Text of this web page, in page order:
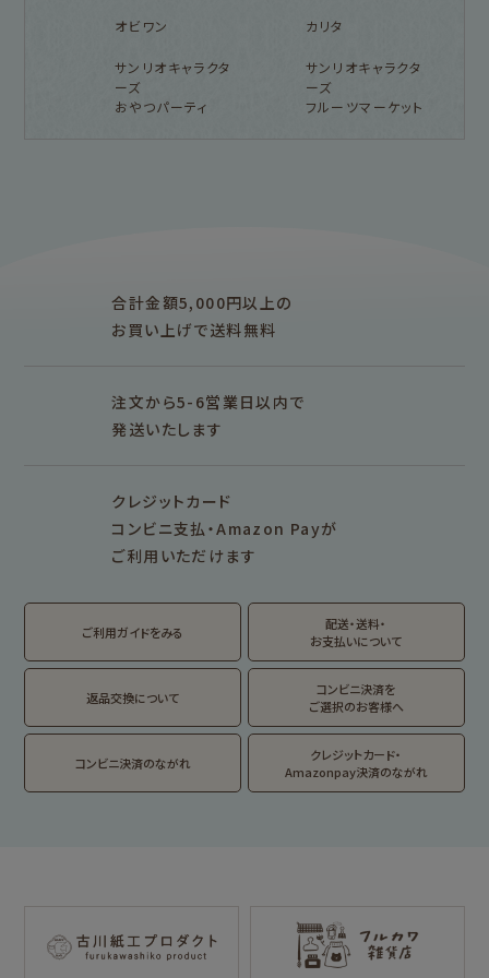
オビワン カリタ
サンリオキャラクタ
ーズ
おやつパーティ
サンリオキャラクタ
ーズ
フルーツマーケット
雑貨類
フルカワはんこの商品を見る スタンプパッドの商品を見る
M5 M6
その他
サンリオキャラクタ
ーズ
おやつパーティ
トビマツショウイチ
ロウ
トコロコムギ
アルプスの少女ハイ
ジ
Lipton BEAR'S
カルビーレトロ
サンリオキャラクタ
ーズ
フルーツマーケット
お菓子などうぶつ
工房
キャラクター別
おりがみ
翠 sui の商品を見る 結々 yuiyui の商品を見る
合計金額5,000円以上の
お買い上げで送料無料
注文から5-6営業日以内で
発送いたします
クレジットカード
コンビニ支払・Amazon Payが
ご利用いただけます
ご利用ガイドをみる
配送・送料・
お支払いについて
返品交換について
コンビニ決済を
ご選択のお客様へ
コンビニ決済のながれ
クレジットカード・
Amazonpay決済のながれ